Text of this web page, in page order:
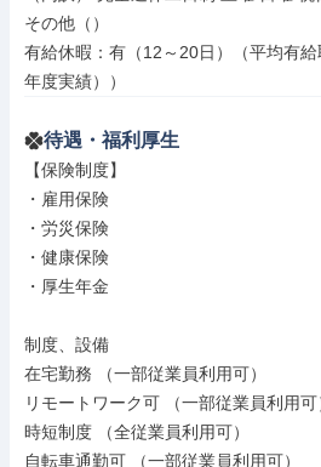
その他（）
有給休暇：有（12～20日）（平均有
年度実績））
待遇・福利厚生
【保険制度】
・雇用保険
・労災保険
・健康保険
・厚生年金
制度、設備
在宅勤務 （一部従業員利用可）
リモートワーク可 （一部従業員利用可
時短制度 （全従業員利用可）
自転車通勤可 （一部従業員利用可）